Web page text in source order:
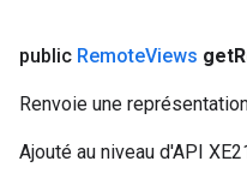
public RemoteViews get
Renvoie une
Ajouté au niveau d'API